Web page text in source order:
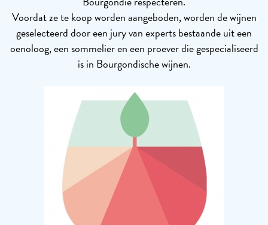
Voordat ze te koop worden aangeboden, worden de wijnen
geselecteerd door een jury van experts bestaande uit een
oenoloog, een sommelier en een proever die gespecialiseerd
is in Bourgondische wijnen.